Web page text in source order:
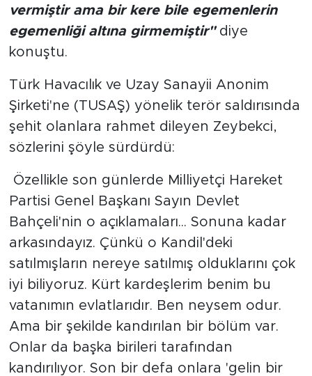
vermiştir ama bir kere bile egemenlerin
egemenliği altına girmemiştir" diye
konuştu.
Türk Havacılık ve Uzay Sanayii Anonim
Şirketi'ne (TUSAŞ) yönelik terör saldırısında
şehit olanlara rahmet dileyen Zeybekci,
sözlerini şöyle sürdürdü:
Özellikle son günlerde Milliyetçi Hareket
Partisi Genel Başkanı Sayın Devlet
Bahçeli'nin o açıklamaları... Sonuna kadar
arkasındayız. Çünkü o Kandil'deki
satılmışların nereye satılmış olduklarını çok
iyi biliyoruz. Kürt kardeşlerim benim bu
vatanımın evlatlarıdır. Ben neysem odur.
Ama bir şekilde kandırılan bir bölüm var.
Onlar da başka birileri tarafından
kandırılıyor. Son bir defa onlara 'gelin bir